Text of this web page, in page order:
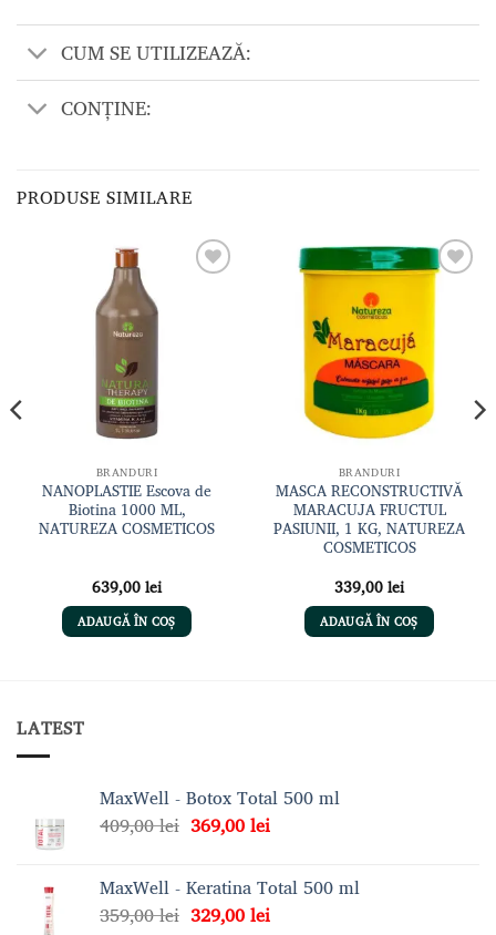
CUM SE UTILIZEAZĂ:
CONȚINE:
PRODUSE SIMILARE
BRANDURI
NANOPLASTIE Escova de
Biotina 1000 ML,
NATUREZA COSMETICOS
639,00lei
ADAUGĂ ÎN COȘ
BRANDURI
MASCA RECONSTRUCTIVĂ
MARACUJA FRUCTUL
PASIUNII, 1 KG, NATUREZA
COSMETICOS
339,00lei
ADAUGĂ ÎN COȘ
LATEST
MaxWell - Botox Total 500 ml
409,00lei Prețul
fost:
409,00 lei.
369,00leiPrețul
369,00 lei.
MaxWell - Keratina Total 500 ml
359,00lei Prețul
329,00leiPrețul